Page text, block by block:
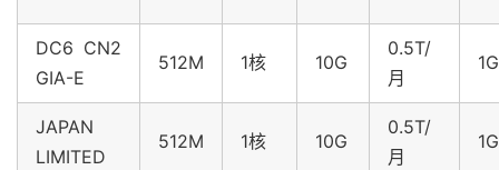
DC6 CN2
GIA-E
512M 1核 10G
0.5T/
月
1G
JAPAN
LIMITED
512M 1核 10G
0.5T/
月
1G